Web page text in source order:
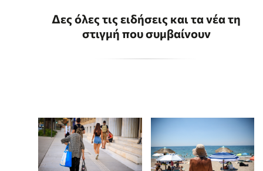
Δες όλες τις ειδήσεις και τα νέα τη
στιγμή που συμβαίνουν